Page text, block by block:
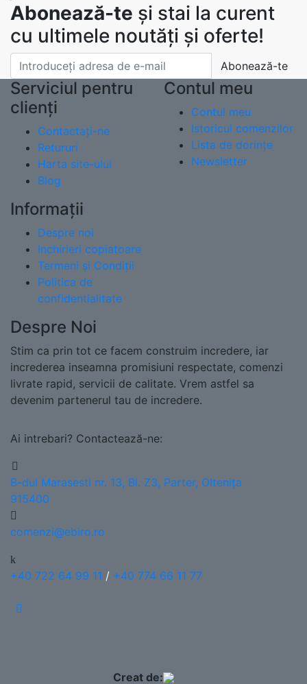
Abonează-te și stai la curent
cu ultimele noutăți și oferte!
Abonează-te
Serviciul pentru
clienți
Contactați-ne
Retururi
Harta site-ului
Blog
Contul meu
Contul meu
Istoricul comenzilor
Lista de dorințe
Newsletter
Informații
Despre noi
Inchirieri copiatoare
Termeni și Condiții
Politica de
confidentialitate
Despre Noi
Stim ca prin tot ce facem construim incredere, iar
increderea inseamna promisiuni respectate, comenzi
livrate rapid, servicii de calitate. Vrem astfel sa
devenim partenerul tau de incredere.
Ai intrebari? Contactează-ne:
B-dul Marasesti nr. 13, Bl. Z3, Parter, Oltenița
915400
comenzi@ebiro.ro
+40 722 64 99 11 / +40 774 66 11 77
Creat de: